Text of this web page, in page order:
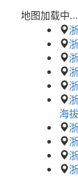
地图加载中...
海